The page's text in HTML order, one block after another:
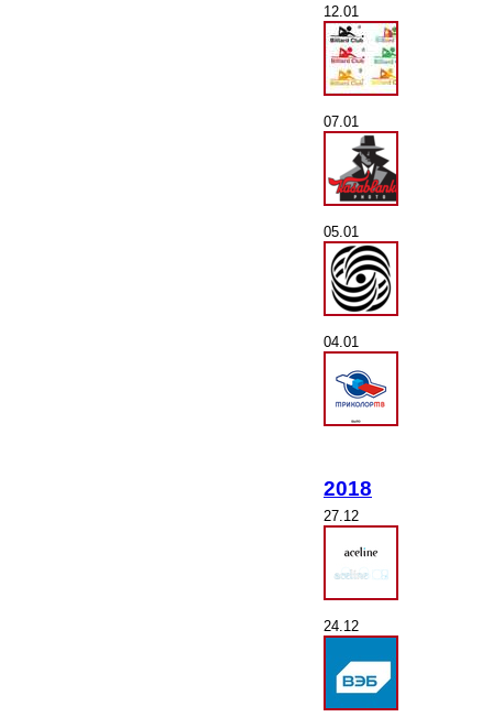
12.01
07.01
05.01
04.01
2018
27.12
24.12